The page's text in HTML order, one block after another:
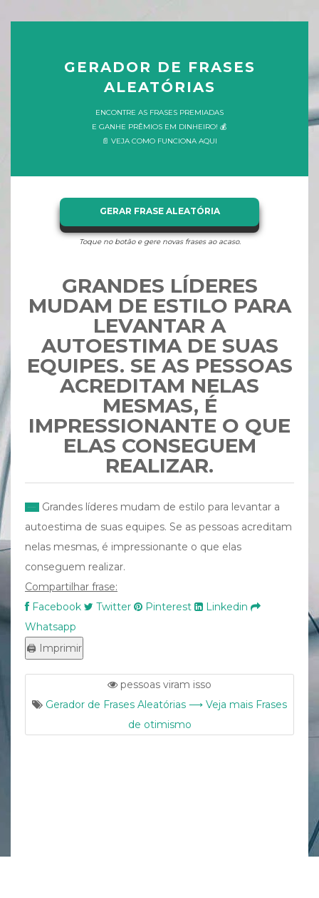
GERADOR DE FRASES
ALEATÓRIAS
ENCONTRE AS FRASES PREMIADAS
E GANHE PRÊMIOS EM DINHEIRO! 💰
📄 VEJA COMO FUNCIONA AQUI
GERAR FRASE ALEATÓRIA
Toque no botão e gere novas frases ao acaso.
GRANDES LÍDERES
MUDAM DE ESTILO PARA
LEVANTAR A
AUTOESTIMA DE SUAS
EQUIPES. SE AS PESSOAS
ACREDITAM NELAS
MESMAS, É
IMPRESSIONANTE O QUE
ELAS CONSEGUEM
REALIZAR.
Grandes líderes mudam de estilo para levantar a
autoestima de suas equipes. Se as pessoas acreditam
nelas mesmas, é impressionante o que elas
conseguem realizar.
Compartilhar frase:
Facebook
Twitter Pinterest
Linkedin
Whatsapp
pessoas viram isso
Gerador de Frases Aleatórias ⟶ Veja mais Frases
de otimismo